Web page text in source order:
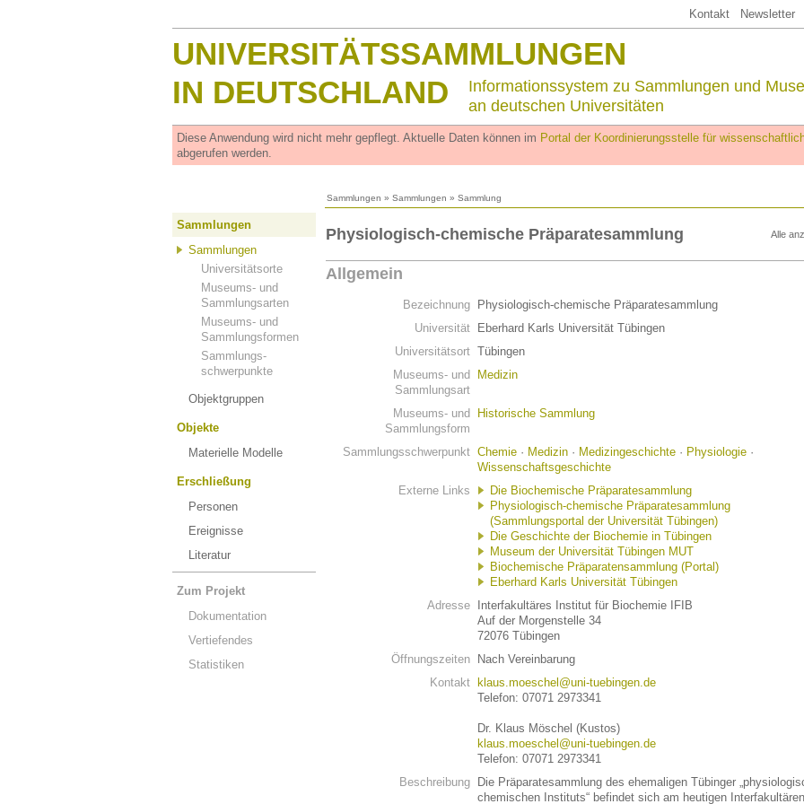
Kontakt Newsletter
UNIVERSITÄTSSAMMLUNGEN
IN DEUTSCHLAND
Informationssystem zu Sammlungen und
an deutschen Universitäten
Diese Anwendung wird nicht mehr gepflegt. Aktuelle Daten können im Portal der Koordinierungsstelle für
abgerufen werden.
Sammlungen » Sammlungen » Sammlung
Sammlungen
Sammlungen
Universitätsorte
Museums- und
Sammlungsarten
Museums- und
Sammlungsformen
Sammlungs-
schwerpunkte
Objektgruppen
Objekte
Materielle Modelle
Erschließung
Personen
Ereignisse
Literatur
Zum Projekt
Dokumentation
Vertiefendes
Statistiken
Alle
Physiologisch-chemische Präparatesammlung
Allgemein
Bezeichnung
Physiologisch-chemische Präparatesammlung
Universität
Eberhard Karls Universität Tübingen
Universitätsort Tübingen
Museums- und
Sammlungsart
Medizin
Museums- und
Sammlungsform
Historische Sammlung
Sammlungsschwerpunkt Chemie · Medizin · Medizingeschichte · Physiologie ·
Wissenschaftsgeschichte
Externe Links
Die Biochemische Präparatesammlung
Physiologisch-chemische Präparatesammlung
(Sammlungsportal der Universität Tübingen)
Die Geschichte der Biochemie in Tübingen
Museum der Universität Tübingen MUT
Biochemische Präparatensammlung (Portal)
Eberhard Karls Universität Tübingen
Adresse
Interfakultäres Institut für Biochemie IFIB
Auf der Morgenstelle 34
72076 Tübingen
Öffnungszeiten
Nach Vereinbarung
Kontakt
klaus.moeschel@uni-tuebingen.de
Telefon: 07071 2973341
Dr. Klaus Möschel (Kustos)
klaus.moeschel@uni-tuebingen.de
Telefon: 07071 2973341
Beschreibung
Die Präparatesammlung des ehemaligen Tübinger
chemischen Instituts“ befindet sich am heutigen Interfakultären